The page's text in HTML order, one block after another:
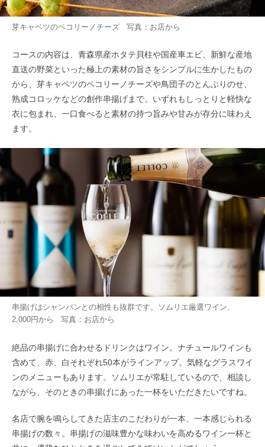
芽キャベツのペコリーノチーズ 写真：お店から
コースの内容は、青森県産ホタテ貝柱や国産車エビ、新鮮な産地
直送の野菜といった極上の素材の旨さをシンプルに生かしたもの
から、芽キャベツのペコリーノチーズや鳥団子のとんぶりのせ、
熟成コロッケなどの創作串揚げまで。いずれもしっとりと軽快な
衣に包まれ、一口食べると素材の持つ旨みや甘みが存分に味わえ
ます。
串揚げはシャンパンとの相性も抜群です。ソムリエ厳選ワイン、
2,000円から 写真：お店から
絶品の串揚げに合わせるドリンクはワイン。ナチュールワインも
含めて、赤、白それぞれ50本がラインアップ。気軽なグラスワイ
ンのメニューもあります。ソムリエが常駐しているので、相談し
ながら、そのときの串揚げにあった一杯をいただきたいですね。
名店で腕を鳴らしてきた店主のこだわりが一本、一本感じられる
串揚げの数々。串揚げの滋味豊かな味わいを高めるワイン一杯と